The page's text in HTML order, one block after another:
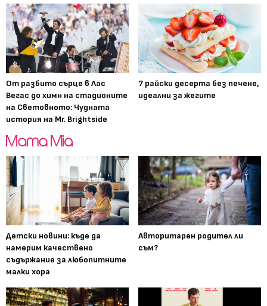
От разбито сърце в Лас
Вегас до химн на стадионите
на Световното: Чудната
история на Mr. Brightside
7 райски десерта без печене,
идеални за жегите
Детски новини: къде да
намерим качествено
съдържание за любопитните
малки хора
Авторитарен родител ли
съм?